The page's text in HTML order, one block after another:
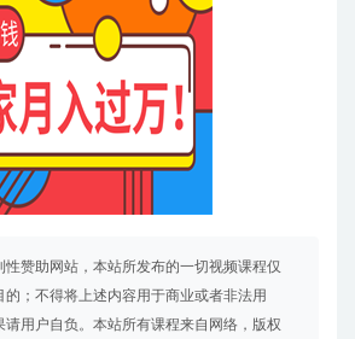
性赞助网站，本站所发布的一切视频课程仅
的；不得将上述内容用于商业或者非法用
请用户自负。本站所有课程来自网络，版权